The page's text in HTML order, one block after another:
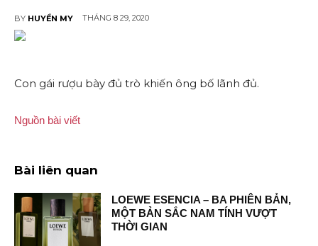
BY HUYỀN MY THÁNG 8 29, 2020
Con gái rượu bày đủ trò khiến ông bố lãnh đủ.
Nguồn bài viết
Bài liên quan
LOEWE ESENCIA – BA PHIÊN BẢN,
MỘT BẢN SẮC NAM TÍNH VƯỢT
THỜI GIAN